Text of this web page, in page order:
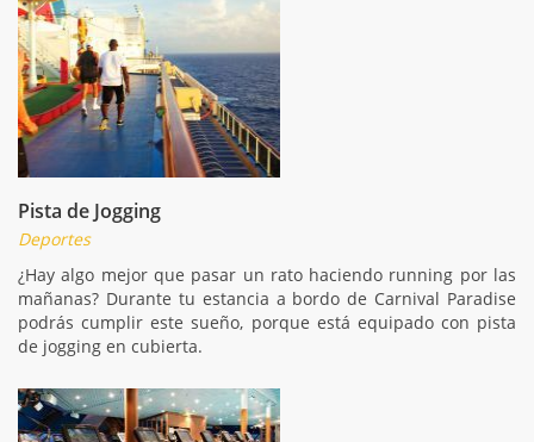
Pista de Jogging
Deportes
¿Hay algo mejor que pasar un rato haciendo running por las
mañanas? Durante tu estancia a bordo de Carnival Paradise
podrás cumplir este sueño, porque está equipado con pista
de jogging en cubierta.